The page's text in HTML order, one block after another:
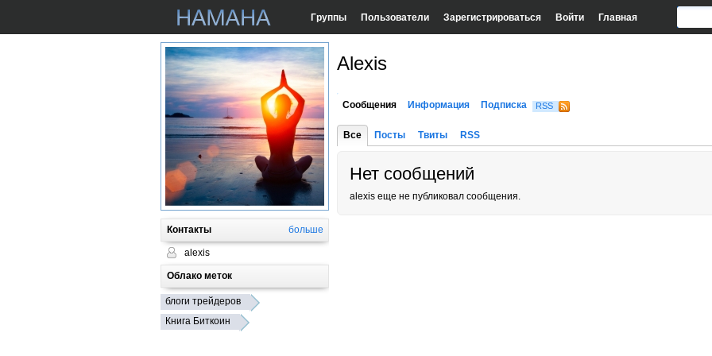
Группы Пользователи Зарегистрироваться Войти Главная
Контакты больше
alexis
Облако меток
блоги трейдеров
Книга Биткоин
Alexis
Сообщения Информация Подписка RSS
Все Посты Твиты RSS
Нет сообщений
alexis еще не публиковал сообщения.